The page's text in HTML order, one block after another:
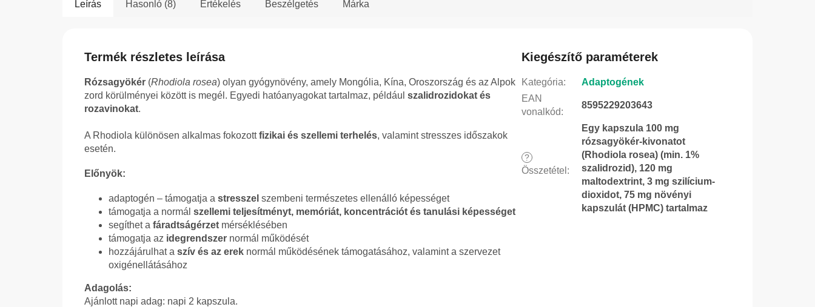
Leírás Hasonló (8) Értékelés Beszélgetés Márka
Termék részletes leírása
Rózsagyökér (Rhodiola rosea) olyan gyógynövény, amely Mongólia, Kína, Oroszország és az Alpok
zord körülményei között is megél. Egyedi hatóanyagokat tartalmaz, például szalidrozidokat és
rozavinokat.
A Rhodiola különösen alkalmas fokozottfizikai és szellemi terhelés, valamint stresszes időszakok
esetén.
Előnyök:
adaptogén – támogatja a stresszel szembeni természetes ellenálló képességet
támogatja a normál szellemi teljesítményt, memóriát, koncentrációt és tanulási képességet
segíthet a fáradtságérzet mérséklésében
támogatja az idegrendszer normál működését
hozzájárulhat a szív és az erek normál működésének támogatásához, valamint a szervezet
oxigénellátásához
Adagolás:
Ajánlott napi adag: napi 2 kapszula.
Kiegészítő paraméterek
Kategória:
Adaptogének
EAN
vonalkód:
8595229203643
?
Összetétel :
Egy kapszula 100 mg
rózsagyökér-kivonatot
(Rhodiola rosea) (min. 1%
szalidrozid), 120 mg
maltodextrint, 3 mg szilícium-
dioxidot, 75 mg növényi
kapszulát (HPMC) tartalmaz